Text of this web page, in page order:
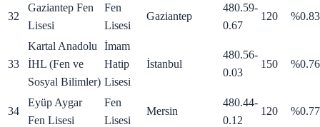
32
Gaziantep Fen
Lisesi
Fen
Lisesi
Gaziantep
480.59-
0.67
120 %0.83
33
Kartal Anadolu
İHL (Fen ve
Sosyal Bilimler)
İmam
Hatip
Lisesi
İstanbul
480.56-
0.03
150 %0.76
34
Eyüp Aygar
Fen Lisesi
Fen
Lisesi
Mersin
480.44-
0.12
120 %0.77